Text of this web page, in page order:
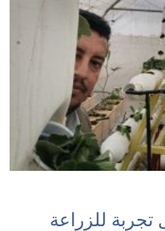
أول تجربة للزراعة